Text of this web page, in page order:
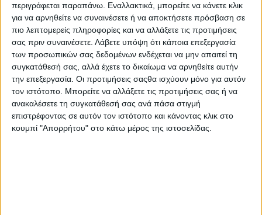
περιγράφεται παραπάνω. Εναλλακτικά, μπορείτε να κάνετε κλικ
για να αρνηθείτε να συναινέσετε ή να αποκτήσετε πρόσβαση σε
πιο λεπτομερείς πληροφορίες και να αλλάξετε τις προτιμήσεις
σας πριν συναινέσετε. Λάβετε υπόψη ότι κάποια επεξεργασία
των προσωπικών σας δεδομένων ενδέχεται να μην απαιτεί τη
συγκατάθεσή σας, αλλά έχετε το δικαίωμα να αρνηθείτε αυτήν
την επεξεργασία. Οι προτιμήσεις σαςθα ισχύουν μόνο για αυτόν
τον ιστότοπο. Μπορείτε να αλλάξετε τις προτιμήσεις σας ή να
ανακαλέσετε τη συγκατάθεσή σας ανά πάσα στιγμή
επιστρέφοντας σε αυτόν τον ιστότοπο και κάνοντας κλικ στο
κουμπί "Απορρήτου" στο κάτω μέρος της ιστοσελίδας.